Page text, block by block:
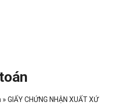
» GIẤY CHỨNG NHẬN XUẤT XỨ